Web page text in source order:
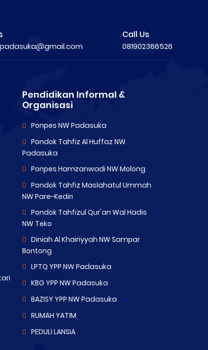
Call Us
081902366526
Pendidikan Informal &
Organisasi
Ponpes NW Padasuka
Pondok Tahfiz Al Huffaz NW
Padasuka
Ponpes Hamzanwadi NW Molong
Pondok Tahfiz Maslahatul Ummah
NW Pare-Kediri
Pondok Tahfizul Qur'an Wal Hadis
NW Teko
Diniah Al Khairiyyah NW Sampar
Bontong
LPTQ YPP NW Padasuka
KBG YPP NW Padasuka
BAZISY YPP NW Padasuka
RUMAH YATIM
PEDULI LANSIA